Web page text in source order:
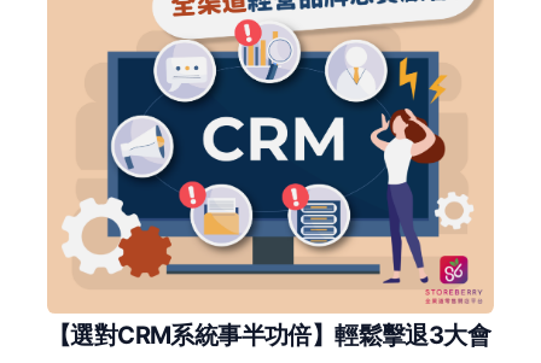
【選對CRM系統事半功倍】輕鬆擊退3大會